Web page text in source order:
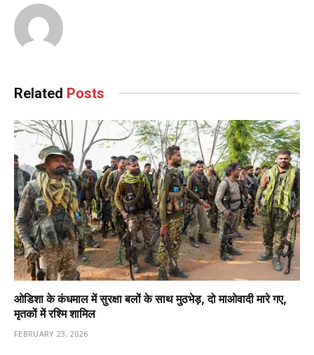
Related Posts
ओडिशा के कंधमाल में सुरक्षा बलों के साथ मुठभेड़, दो माओवादी मारे गए,
मृतकों में रश्मि शामिल
FEBRUARY 23, 2026